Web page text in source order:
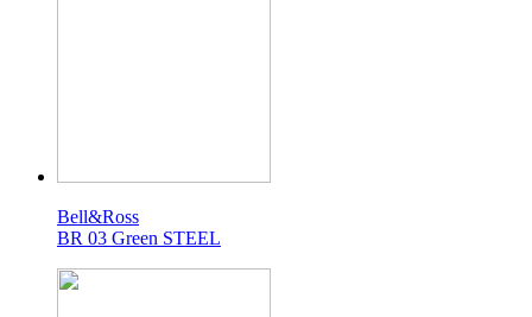
Bell&Ross
BR 03 Green STEEL